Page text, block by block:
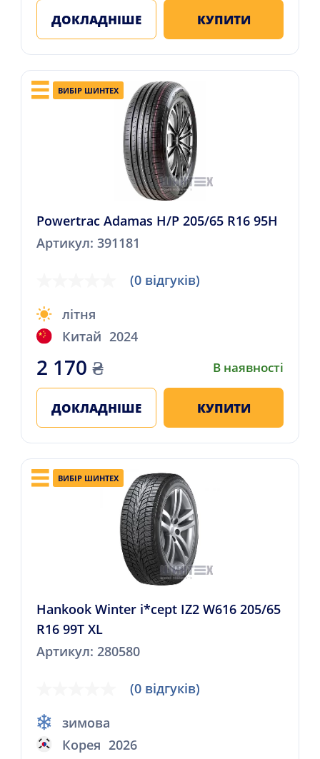
ДОКЛАДНІШЕ КУПИТИ
ВИБІР ШИНТЕХ
Powertrac Adamas H/P 205/65 R16 95H
Артикул: 391181
(0 відгуків)
літня
Китай 2024
2 170 ₴ В наявності
ДОКЛАДНІШЕ КУПИТИ
ВИБІР ШИНТЕХ
Hankook Winter i*cept IZ2 W616 205/65
R16 99T XL
Артикул: 280580
(0 відгуків)
зимова
Корея 2026